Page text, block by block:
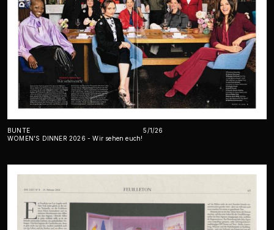
BUNTE
WOMEN'S DINNER 2026 - Wir sehen euch!
5/1/26